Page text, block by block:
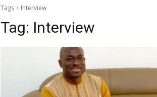
Tags Interview
Tag: Interview